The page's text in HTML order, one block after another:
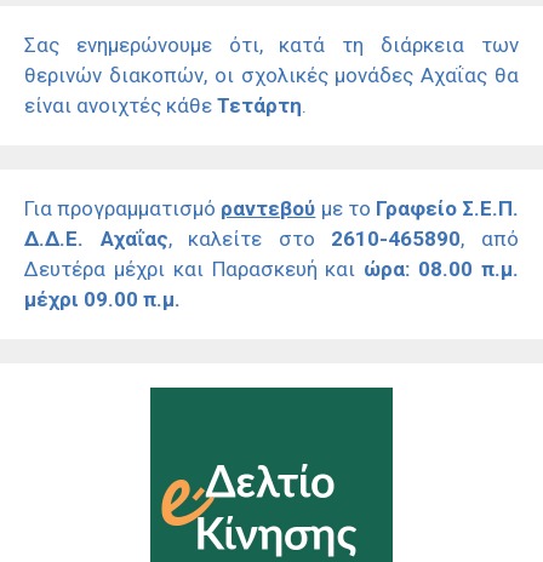
Σας ενημερώνουμε ότι, κατά τη διάρκεια των
θερινών διακοπών, οι σχολικές μονάδες Αχαΐας θα
είναι ανοιχτές κάθε Τετάρτη.
Για προγραμματισμό ραντεβού με το Γραφείο Σ.Ε.Π.
Δ.Δ.Ε. Αχαΐας, καλείτε στο 2610-465890, από
Δευτέρα μέχρι και Παρασκευή και ώρα: 08.00 π.μ.
μέχρι 09.00 π.μ.